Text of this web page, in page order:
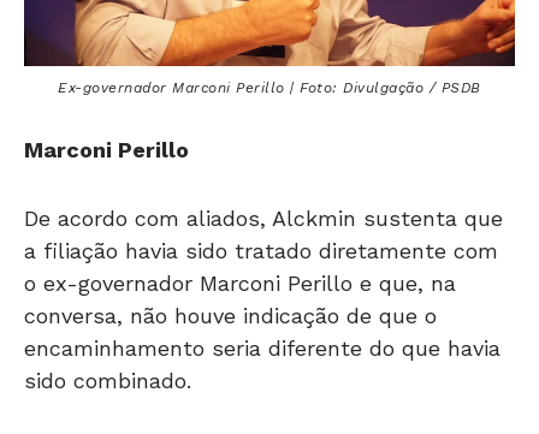
Ex-governador Marconi Perillo | Foto: Divulgação / PSDB
Marconi Perillo
De acordo com aliados, Alckmin sustenta que
a filiação havia sido tratado diretamente com
o ex-governador Marconi Perillo e que, na
conversa, não houve indicação de que o
encaminhamento seria diferente do que havia
sido combinado.